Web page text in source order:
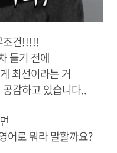
조건!!!!!
들기 전에
최선이라는 거
감하고 있습니다..
어로 뭐라 말할까요?